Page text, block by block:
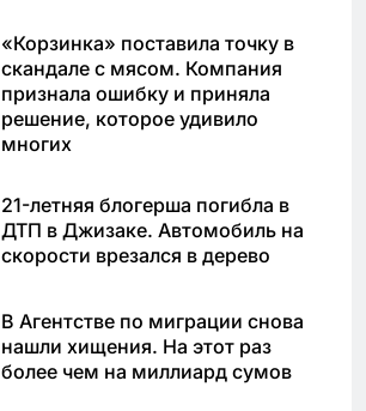
«Корзинка» поставила точку в
скандале с мясом. Компания
признала ошибку и приняла
решение, которое удивило
многих
21-летняя блогерша погибла в
ДТП в Джизаке. Автомобиль на
скорости врезался в дерево
В Агентстве по миграции снова
нашли хищения. На этот раз
более чем на миллиард сумов